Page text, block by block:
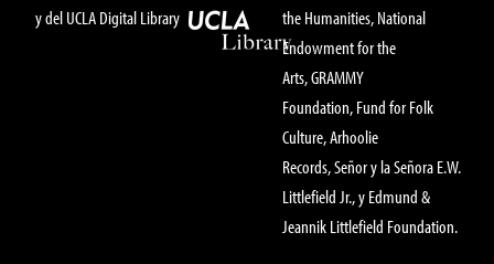
y del UCLA Digital Library
the Humanities, National
Endowment for the
Arts, GRAMMY
Foundation, Fund for Folk
Culture, Arhoolie
Records, Señor y la Señora E.W.
Littlefield Jr., y Edmund &
Jeannik Littlefield Foundation.